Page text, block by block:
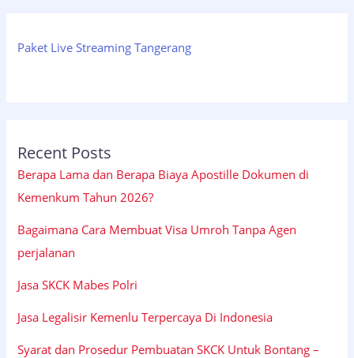
Paket Live Streaming Tangerang
Recent Posts
Berapa Lama dan Berapa Biaya Apostille Dokumen di
Kemenkum Tahun 2026?
Bagaimana Cara Membuat Visa Umroh Tanpa Agen
perjalanan
Jasa SKCK Mabes Polri
Jasa Legalisir Kemenlu Terpercaya Di Indonesia
Syarat dan Prosedur Pembuatan SKCK Untuk Bontang –